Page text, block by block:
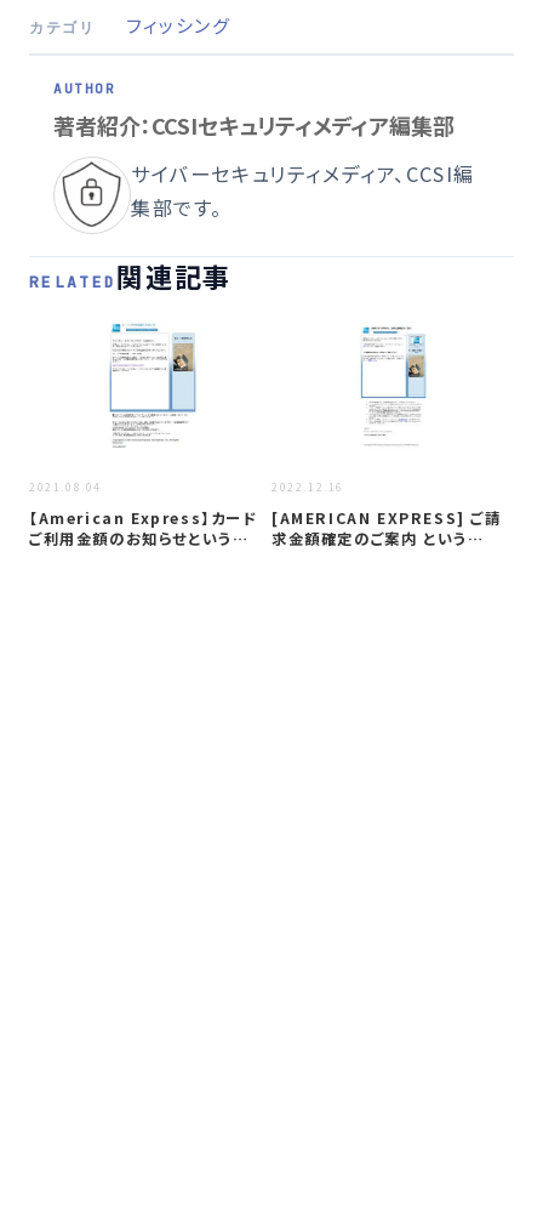
カテゴリ フィッシング
著者紹介：CCSIセキュリティメディア編集部
サイバーセキュリティメディア、CCSI編
集部です。
RELATED 関連記事
2021.08.04
【American Express】カード
ご利用金額のお知らせという…
2022.12.16
[AMERICAN EXPRESS] ご請
求金額確定のご案内 という…